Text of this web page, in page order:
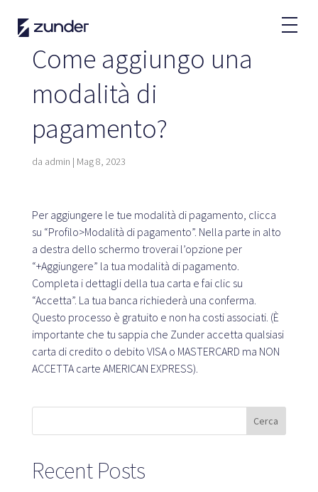
L'APP di Zunder
Come ricaricare?
Partner
Leasing
Grandi account
Pubblica amministrazione
Piattaforma SaaS
Benefici
Come aggiungo una
modalità di
pagamento?
da admin | Mag 8, 2023
Per aggiungere le tue modalità di pagamento, clicca
su “Profilo>Modalità di pagamento”. Nella parte in alto
a destra dello schermo troverai l’opzione per
“+Aggiungere” la tua modalità di pagamento.
Completa i dettagli della tua carta e fai clic su
“Accetta”. La tua banca richiederà una conferma.
Questo processo è gratuito e non ha costi associati. (È
importante che tu sappia che Zunder accetta qualsiasi
carta di credito o debito VISA o MASTERCARD ma NON
ACCETTA carte AMERICAN EXPRESS).
Cerca
Recent Posts